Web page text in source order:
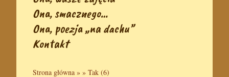
Ona, smacznego…
Ona, poezja „na dachu”
Kontakt
Strona główna » » Tak (6)